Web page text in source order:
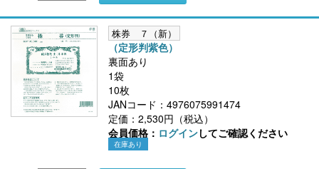
株券 ７（新）
（定形判紫色）
裏面あり
1袋
10枚
JANコード：4976075991474
定価：2,530円（税込）
会員価格： ログインしてご確認ください
在庫あり